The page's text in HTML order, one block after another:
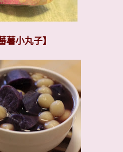
薯小丸子】